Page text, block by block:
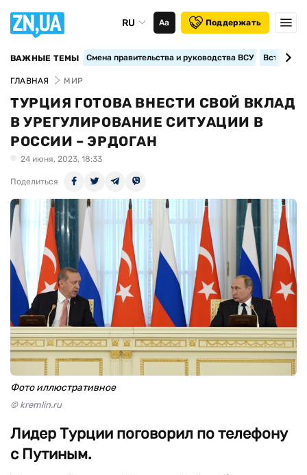
RU Аа Поддержать
ВАЖНЫЕ ТЕМЫ Смена правительства и руководства ВСУ
ГЛАВНАЯ МИР
ТУРЦИЯ ГОТОВА ВНЕСТИ СВОЙ ВКЛАД
В УРЕГУЛИРОВАНИЕ СИТУАЦИИ В
РОССИИ – ЭРДОГАН
24 июня, 2023, 18:33
Поделиться
Фото иллюстративное
© kremlin.ru
Лидер Турции поговорил по телефону
с Путиным.